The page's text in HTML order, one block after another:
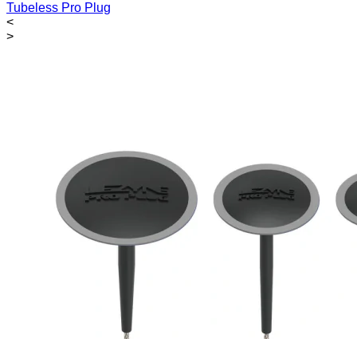
Tubeless Pro Plug
<
>